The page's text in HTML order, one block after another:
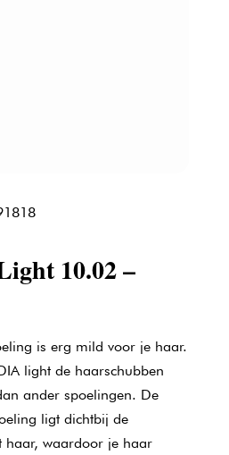
10.02 –
is erg mild voor je haar.
light de haarschubben
ander spoelingen. De
ligt dichtbij de
haar, waardoor je haar